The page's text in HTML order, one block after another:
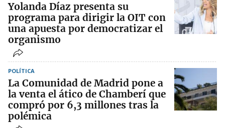
Yolanda Díaz presenta su
programa para dirigir la OIT con
una apuesta por democratizar el
organismo
POLÍTICA
La Comunidad de Madrid pone a
la venta el ático de Chamberí que
compró por 6,3 millones tras la
polémica